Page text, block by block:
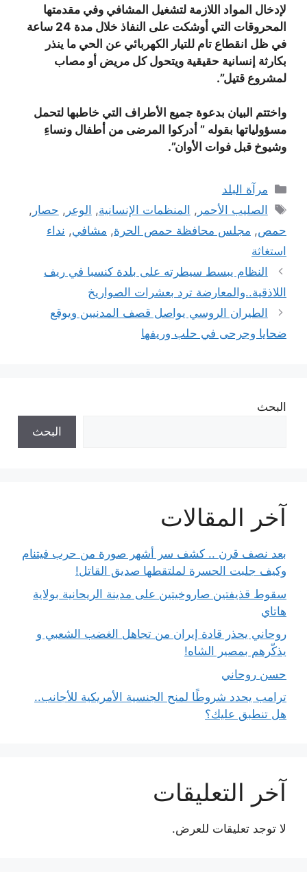
لإدخال المواد اللازمة لتشغيل المشافي وفي مقدمتها
المحروقات التي أوشكت على النفاذ خلال مدة 24 ساعة
في ظل انقطاع تام للتيار الكهربائي عن الحي ما ينذر
بكارثة إنسانية حقيقية ويتحول كل مريض أو مصاب
لمشروع قتيل”.
واختتم البيان بدعوة جميع الأطراف التي خاطبها لتحمل
مسؤولياتها بقوله ” أدركوا المرضى من أطفال ونساءِ
وشيوخ قبل فوات الأوان”.
التصنيفات
مرآة البلد
الوسوم
الصليب الأحمر , المنظمات الإنسانية, الوعر , حصار ,
حمص, مجلس محافظة حمص الحرة, مشافي, نداء
استغاثة
النظام يبسط سيطرته على بلدة كنسبا في ريف
اللاذقية..والمعارضة ترد بعشرات الصواريخ
الطيران الروسي يواصل قصف المدنيين ويوقع
ضحايا وجرحى في حلب وريفها
البحث
البحث
آخر المقالات
بعد نصف قرن .. كشف سر أشهر صورة من حرب فيتنام
وكيف جلبت الحسرة لملتقطها صديق القاتل!
سقوط قذيفتين صاروخيتين على مدينة الريحانية بولاية
هاتاي
روحاني يحذر قادة إيران من تجاهل الغضب الشعبي و
يذكّرهم بمصير الشاه!
حسن روحاني
ترامب يحدد شروطًا لمنح الجنسية الأمريكية للأجانب..
هل تنطبق عليك؟
آخر التعليقات
لا توجد تعليقات للعرض.